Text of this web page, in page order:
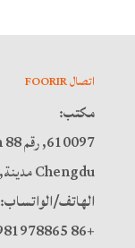
اتصال FOORIR
مكتب:
Chengdu مدينة,Sichuan مقاطعة، الصين
الهاتف/الواتساب:
+86 18981978865